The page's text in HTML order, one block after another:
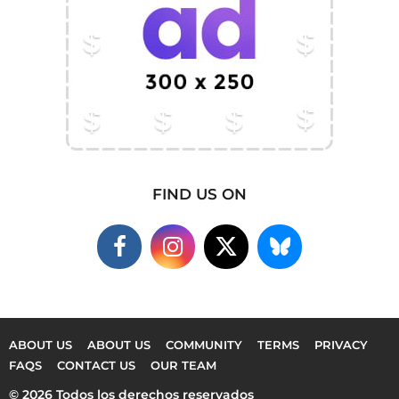
FIND US ON
ABOUT US ABOUT US COMMUNITY TERMS
PRIVACY
FAQS
CONTACT US OUR TEAM
© 2026 Todos los derechos reservados